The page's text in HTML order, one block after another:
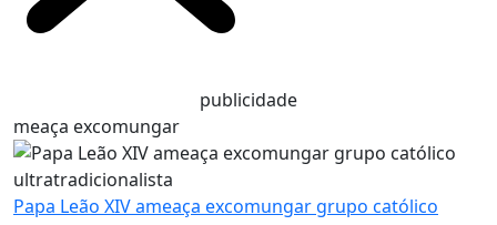
publicidade
meaça excomungar
Papa Leão XIV ameaça excomungar grupo católico